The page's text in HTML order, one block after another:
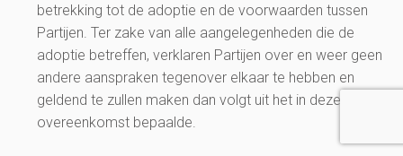
betrekking tot de adoptie en de voorwaarden tussen
Partijen. Ter zake van alle aangelegenheden die de
adoptie betreffen, verklaren Partijen over en weer geen
andere aanspraken tegenover elkaar te hebben en
geldend te zullen maken dan volgt uit het in deze
overeenkomst bepaalde.